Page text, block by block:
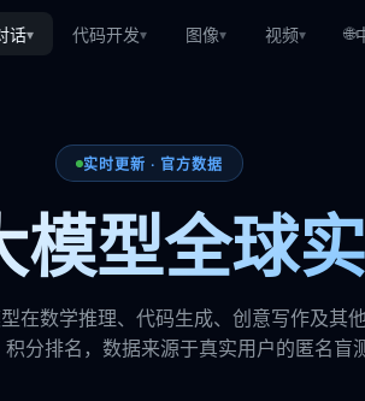
话▾ 代码开发▾ 图像▾ 视频▾ 🌐
实时更新 · 官方数据
型全球
在数学推理、代码生成、创意写作及其
分排名，数据来源于真实用户的匿名盲